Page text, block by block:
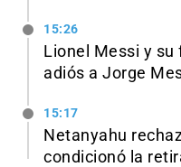
15:26
Lionel Messi y
adiós a Jorge
15:17
Netanyahu
condicionó la